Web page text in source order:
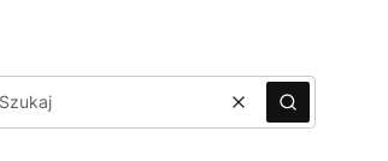
WyczyśćSzukaj